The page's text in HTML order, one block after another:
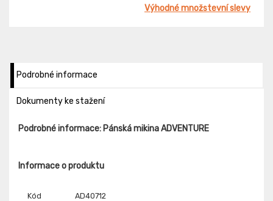
Výhodné množstevní slevy
Podrobné informace
Dokumenty ke stažení
Podrobné informace: Pánská mikina ADVENTURE
Informace o produktu
Kód AD40712